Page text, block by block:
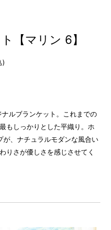
【マリン 6】
)
ルブランケット。これまでの
もしっかりとした平織り。ホ
が、ナチュラルモダンな風合い
りさが優しさを感じさせてく